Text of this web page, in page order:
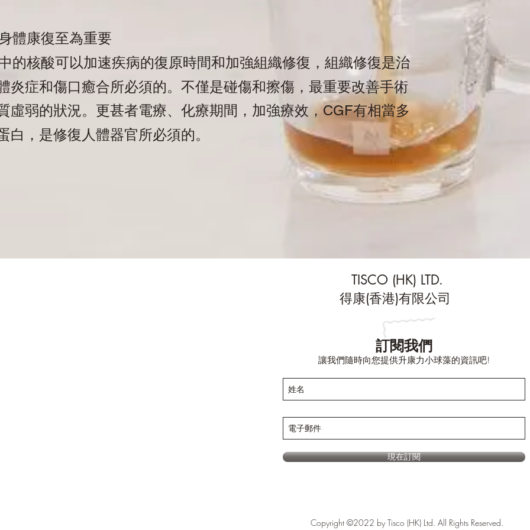
體康復至為重要
的核酸可以加速疾病的復原時間和加強組織修復，組織修復是治
炎症和傷口癒合所必須的。不僅是碰傷和擦傷，最重要改善手術
虛弱的狀況。更甚者電療、化療期間，加強療效，CGF有相當多
白，是修復人體器官所必須的。
TISCO (HK) LTD.
得康(香港)有限公司
訂閱我們
讓我們隨時向您提供升康力小球藻的資訊吧!
現在訂閱
Copyright ©2022 by Tisco (HK) Ltd. All Rights Reserved.